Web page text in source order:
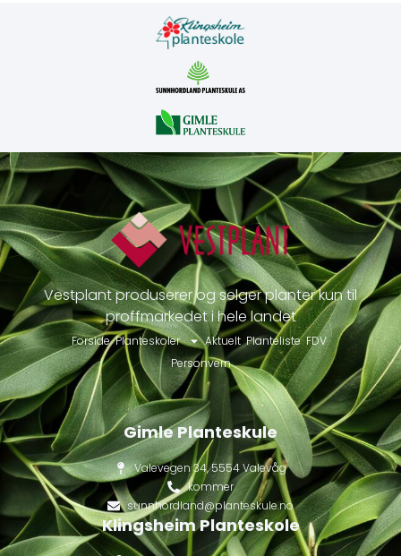
Vestplant produserer og selger planter kun til
proffmarkedet i hele landet
Forside Planteskoler Aktuelt Planteliste FDV
Personvern
Gimle Planteskule
Valevegen 34, 5554 Valevåg
kommer
sunnhordland@planteskule.no
Klingsheim Planteskole